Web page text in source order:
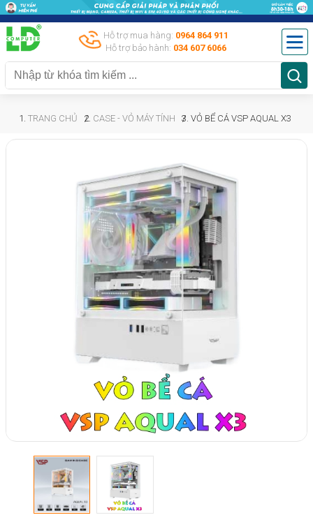
Hỗ trợ mua hàng: 0964 864 911
Hỗ trợ bảo hành: 034 607 6066
TRANG CHỦ CASE - VỎ MÁY TÍNH VỎ BỂ CÁ VSP AQUAL X3